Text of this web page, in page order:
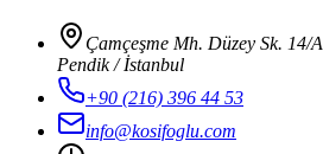
Çamçeşme Mh. Düzey Sk. 14/A
Pendik / İstanbul
+90 (216) 396 44 53
info@kosifoglu.com